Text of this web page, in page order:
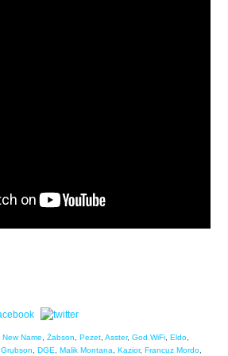
New Name, Żabson, Pezet, Asster, God.WiFi, Eldo,
Grubson, DGE, Malik Montana, Kazior, Francuz Mordo,